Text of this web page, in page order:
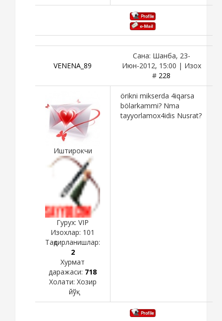
VENENA_89
Сана: Шанба, 23-
Июн-2012, 15:00 | Изох
# 228
Иштирокчи
Гурух: VIP
Изохлар: 101
Тақдирланишлар:
2
Хурмат
даражаси: 718
Холати: Хозир
йўқ
örikni mikserda 4iqarsa
bölarkammi? Nma
tayyorlamox4idis Nusrat?